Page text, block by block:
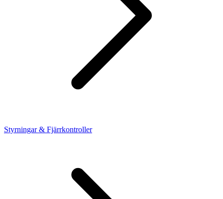
Styrningar & Fjärrkontroller